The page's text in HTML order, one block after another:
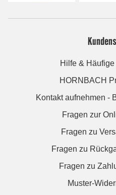
Hilfe &
HORNBACH
Kontakt aufnehmen -
Fragen zur
Fragen zu
Fragen zu
Fragen zu
Muster-